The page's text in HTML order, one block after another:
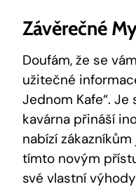
Závěrečné
Doufám, ⁤že se
užitečné
Jednom Kafe“.
​kavárna přináší
‍nabízí
tímto novým
své vlastní